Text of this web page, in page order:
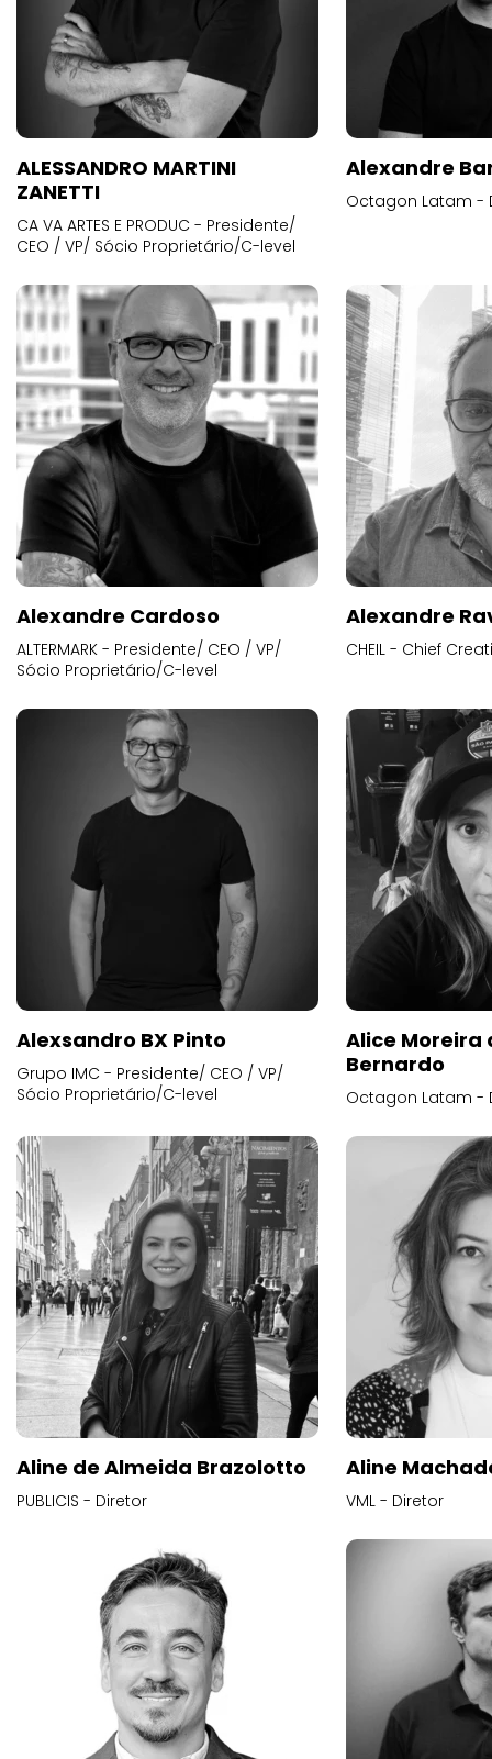
ALESSANDRO MARTINI
ZANETTI
CA VA ARTES E PRODUC - Presidente/
CEO / VP/ Sócio Proprietário/C-level
Alexandre
Octagon Latam -
Alexandre Cardoso
ALTERMARK - Presidente/ CEO / VP/
Sócio Proprietário/C-level
Alexandre
CHEIL - Chief
Alexsandro BX Pinto
Grupo IMC - Presidente/ CEO / VP/
Sócio Proprietário/C-level
Alice
Bernardo
Octagon Latam -
Aline de Almeida Brazolotto
PUBLICIS - Diretor
Aline
VML - Diretor